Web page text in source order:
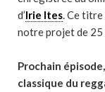
d’Irie Ites . Ce
notre projet de 25
Prochain
classique du